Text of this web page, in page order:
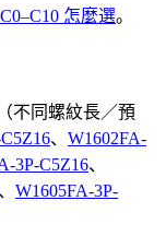
怎麼選。
不同螺紋長／預
、 W1602FA-
3P-C5Z16、
、 W1605FA-3P-